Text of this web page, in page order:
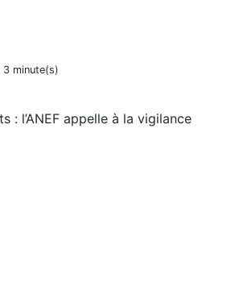
3 minute(s)